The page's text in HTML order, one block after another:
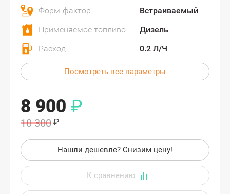
Форм-фактор
Встраиваемый
Применяемое топливо
Дизель
Расход
0.2 Л/Ч
Посмотреть все параметры
8 900 ₽
10 300 ₽
Нашли дешевле? Снизим цену!